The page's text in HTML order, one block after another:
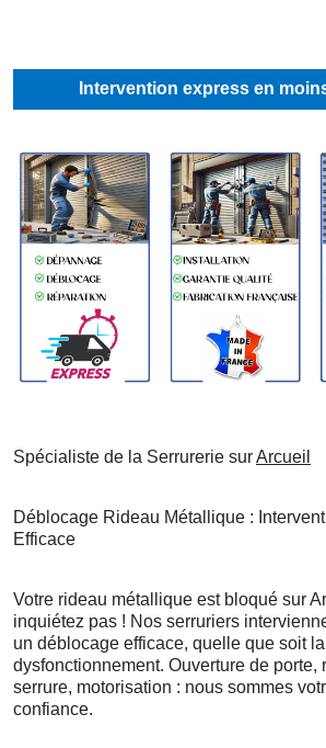
Intervention express en
Spécialiste de la Serrurerie surArcueil
Déblocage Rideau Métallique :
Efficace
Votre rideau métallique est bloqué sur
inquiétez pas ! Nos serruriers
un déblocage efficace, quelle que soit
dysfonctionnement. Ouverture de porte,
serrure, motorisation : nous sommes
confiance.